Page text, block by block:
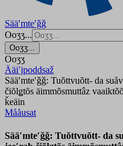
Sääʹmteʹǧǧ
Ooʒʒ...
Ooʒʒ...
Ooʒʒ
Ääiʹjpoddsaž
Sääʹmteʹǧǧ: Tuõttvuõtt- da
čiõlǥtõs äimmõsmuttâz
ǩeäin
Mååusat
Sääʹmteʹǧǧ: Tuõttvuõtt- da